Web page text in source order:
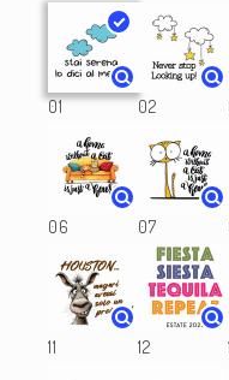
bag
con
illustrazioni
shopper
regalo
originale
bag
con
01 02
06 07
11 12